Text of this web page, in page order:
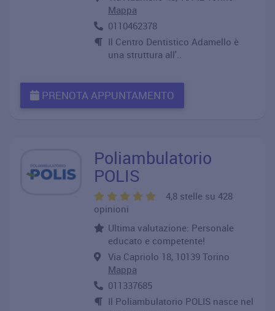
Mappa
0110462378
Il Centro Dentistico Adamello è
una struttura all'..
PRENOTA APPUNTAMENTO
Poliambulatorio
POLIS
4,8 stelle su 428
opinioni
Ultima valutazione: Personale
educato e competente!
Via Capriolo 18, 10139 Torino
Mappa
011337685
Il Poliambulatorio POLIS nasce nel